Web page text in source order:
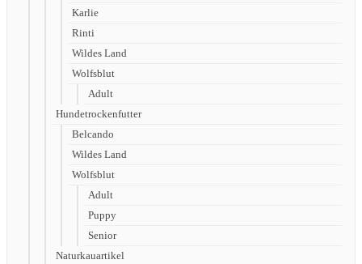
Karlie
Rinti
Wildes Land
Wolfsblut
Adult
Hundetrockenfutter
Belcando
Wildes Land
Wolfsblut
Adult
Puppy
Senior
Naturkauartikel